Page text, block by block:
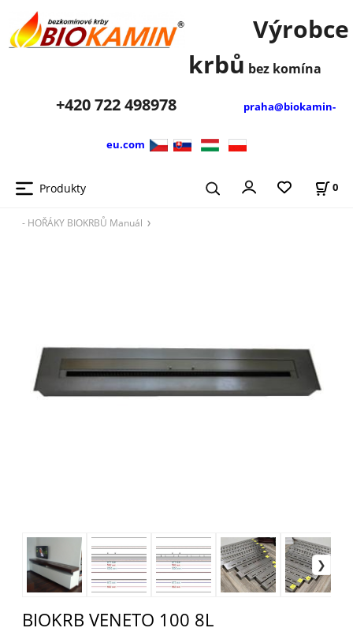
Výrobce
krbů bez komína
+420722 498978 praha@biokamin-
eu.com
Produkty 0
- HOŘÁKY BIOKRBŮ Manuál
BIOKRB VENETO 100 8L